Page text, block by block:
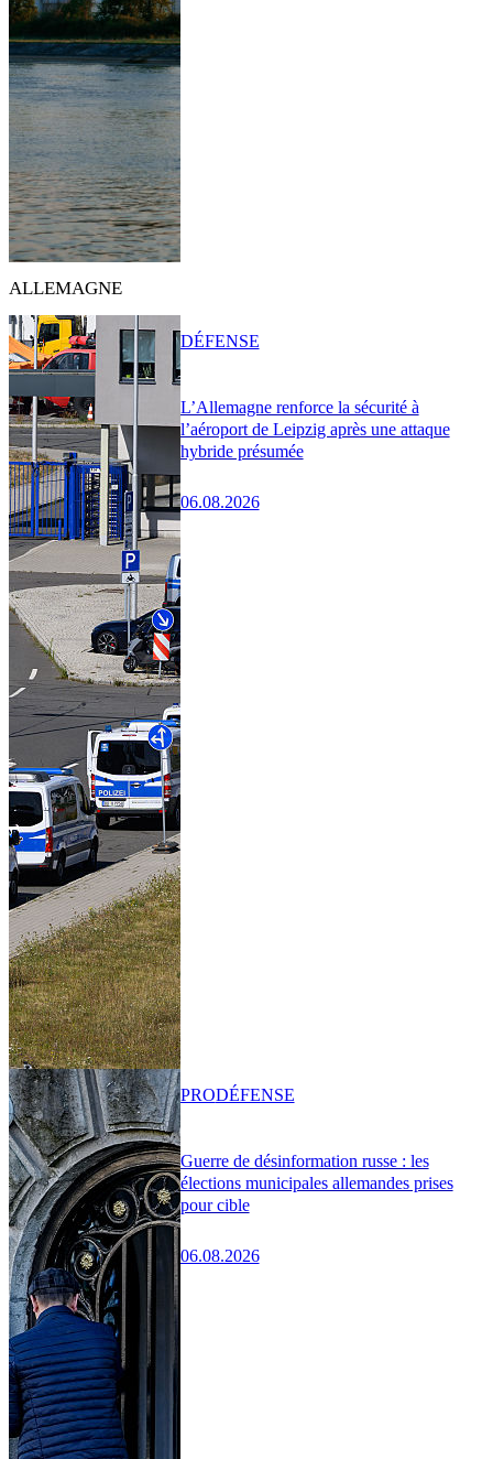
ALLEMAGNE
L’Allemagne renforce la sécurité à
l’aéroport de Leipzig après une attaque
hybride présumée
06.08.2026
DÉFENSE
Guerre de désinformation russe : les
élections municipales allemandes prises
pour cible
06.08.2026
PRODÉFENSE